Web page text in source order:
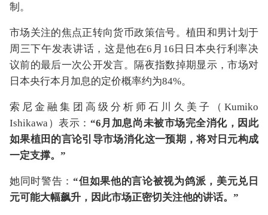
制。
市场关注的焦点正转向货币政策信号。植田和男计划于
周三下午发表讲话，这是他在6月16日日本央行利率决
议前的最后一次公开发言。隔夜指数掉期显示，市场对
日本央行本月加息的定价概率约为84%。
索尼金融集团高级分析师石川久美子（Kumiko
Ishikawa）表示： “6月加息尚未被市场完全消化，因此
如果植田的言论引导市场消化这一预期，将对日元构成
一定支撑。”
她同时警告：“但如果他的言论被视为鸽派，美元兑日
元可能大幅飙升，因此市场正密切关注他的讲话。”